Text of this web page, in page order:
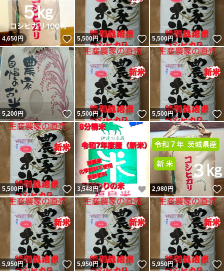
4,650円 いいね！
5,500円 いいね！
5,500円
5,200円 いいね！
5,500円 いいね！
5,500円
5,500円 いいね！
3,548円 いいね！
2,980円
5,950円 いいね！
5,950円 いいね！
5,950円